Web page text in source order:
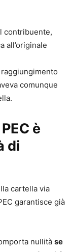
delle
P.A., e dei
di
e
contribuente,
all’originale
comunque
è
di
cartella via
garantisce già
nullità se